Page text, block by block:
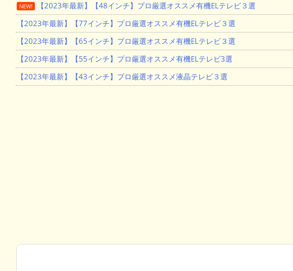
NEW!
【2023年最新】【48インチ】プロ厳選オススメ有機ELテレビ３選
【2023年最新】【77インチ】プロ厳選オススメ有機ELテレビ３選
【2023年最新】【65インチ】プロ厳選オススメ有機ELテレビ３選
【2023年最新】【55インチ】プロ厳選オススメ有機ELテレビ3選
【2023年最新】【43インチ】プロ厳選オススメ液晶テレビ３選